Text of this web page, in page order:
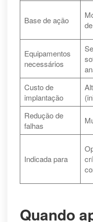
Base de ação
Equipamentos
necessários
Custo de
implantação
Redução de
falhas
Indicada para
Quando